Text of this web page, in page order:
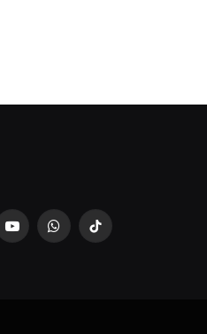
YouTubeWhatsAppTikTok